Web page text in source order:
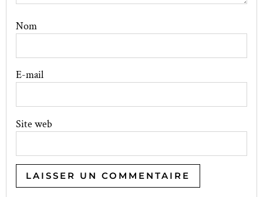
Nom
E-mail
Site web